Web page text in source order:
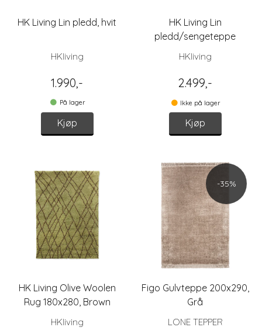
HK Living Lin pledd, hvit
HKliving
1.990,-
På lager
Kjøp
HK Living Lin
pledd/sengeteppe
HKliving
2.499,-
Ikke på lager
Kjøp
HK Living Olive Woolen
Rug 180x280, Brown
Zigzag
HKliving
-35%
Figo Gulvteppe 200x290,
Grå
LONE TEPPER